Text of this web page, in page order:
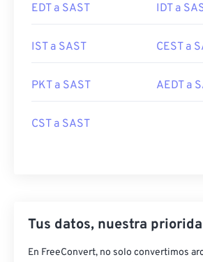
EDT a SAST IDT a
IST a SAST CEST a
PKT a SAST AEDT a
CST a SAST
Tus datos, nuestra
En FreeConvert, no solo convertimos